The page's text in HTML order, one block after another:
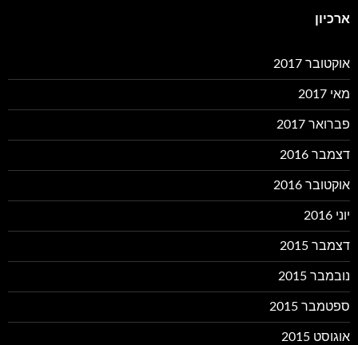
ארכיון
אוקטובר 2017
מאי 2017
פברואר 2017
דצמבר 2016
אוקטובר 2016
יוני 2016
דצמבר 2015
נובמבר 2015
ספטמבר 2015
אוגוסט 2015